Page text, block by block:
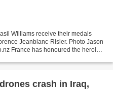
Williams receive their medals
Jeanblanc-Risler. Photo Jason
France has honoured the heroic
crash in Iraq,